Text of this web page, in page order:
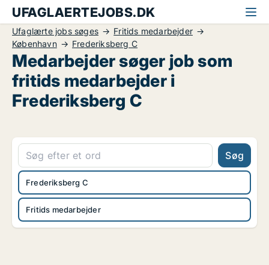
UFAGLAERTEJOBS.DK
Ufaglærte jobs søges
Fritids medarbejder
København
Frederiksberg C
Medarbejder søger job som
fritids medarbejder i
Frederiksberg C
Søg
Fritids medarbejder
Frederiksberg C